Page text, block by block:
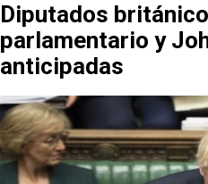
Diputados
parlamentario y
anticipadas